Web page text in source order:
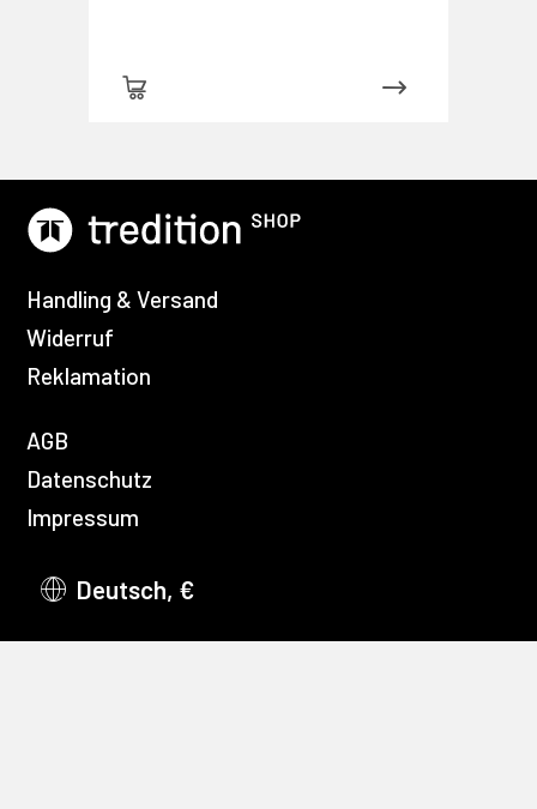
Handling & Versand
Widerruf
Reklamation
AGB
Datenschutz
Impressum
Deutsch, €